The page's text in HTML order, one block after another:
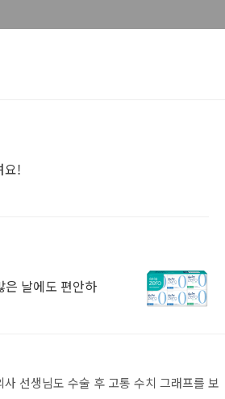
요!
은 날에도 편안하
선생님도 수술 후 고통 수치 그래프를 보